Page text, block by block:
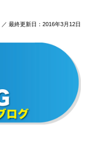
最終更新日：2016年3月12日